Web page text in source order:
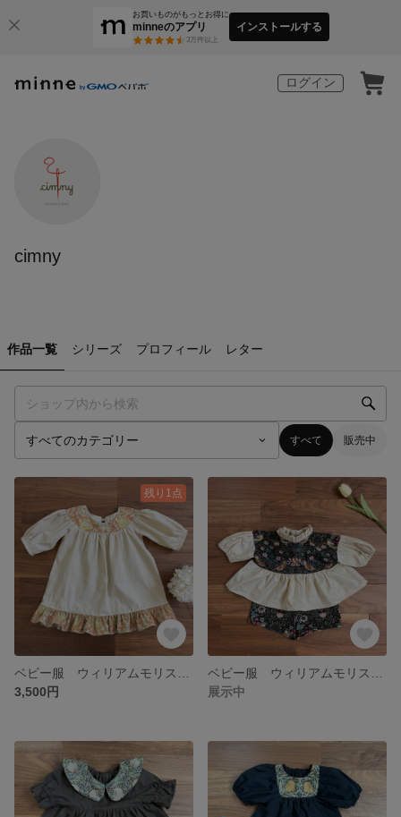
お買いものがもっとお得に
minneのアプリ
3万件以上
インストールする
ログイン
cimny
作品一覧 シリーズ プロフィール レター
すべて 販売中
残り1点
3,500円
展示中